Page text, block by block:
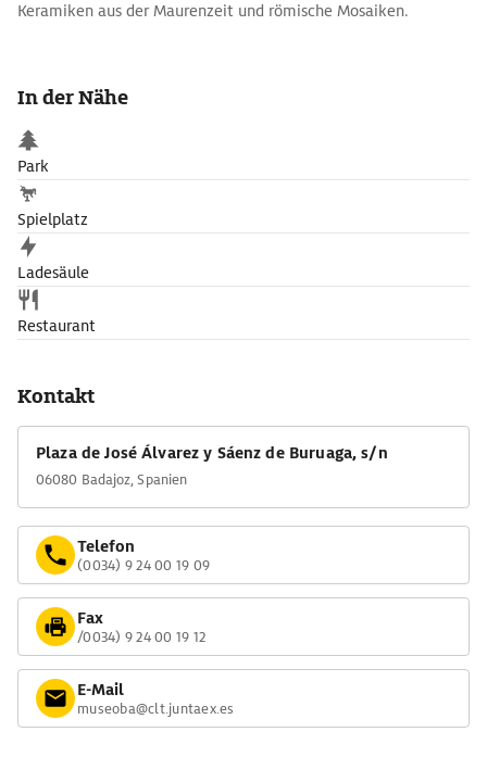
Keramiken aus der Maurenzeit und römische Mosaiken.
In der Nähe
Park
Spielplatz
Ladesäule
Restaurant
Kontakt
Plaza de José Álvarez y Sáenz de Buruaga, s/n
06080 Badajoz, Spanien
Telefon
(0034) 9 24 00 19 09
Fax
/0034) 9 24 00 19 12
E-Mail
museoba@clt.juntaex.es